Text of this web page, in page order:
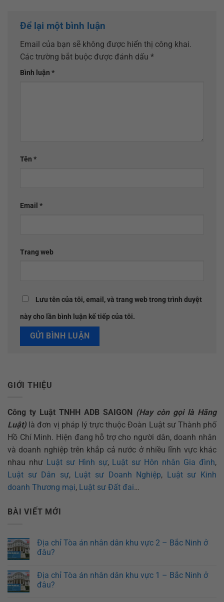
Để lại một bình luận
Email của bạn sẽ không được hiển thị công khai.
Các trường bắt buộc được đánh dấu *
Bình luận *
Tên *
Email *
Trang web
Lưu tên của tôi, email, và trang web trong trình duyệt
này cho lần bình luận kế tiếp của tôi.
GIỚI THIỆU
Công ty Luật TNHH ADB SAIGON
(Hay còn gọi là Hãng
Luật) là đơn vị pháp lý trực thuộc Đoàn Luật sư Thành phố
Hồ Chí Minh. Hiện đang hỗ trợ cho người dân, doanh nhân
và doanh nghiệp trên khắp cả nước ở nhiều lĩnh vực khác
nhau như Luật sư Hình sự, Luật sư Hôn nhân Gia đình,
Luật sư Dân sự, Luật sư Doanh Nghiệp,
Luật sư Kinh
doanh Thương mại, Luật sư Đất đai…
BÀI VIẾT MỚI
Địa chỉ Tòa án nhân dân khu vực 2 – Bắc Ninh ở
đâu?
Địa chỉ Tòa án nhân dân khu vực 1 – Bắc Ninh ở
đâu?